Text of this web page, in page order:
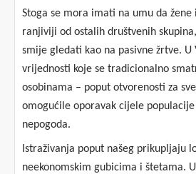
Stoga se mora imati na umu da
ranjiviji od ostalih društvenih
smije gledati kao na pasivne žrtve. U
vrijednosti koje se tradicionalno
osobinama – poput otvorenosti za
omogućile oporavak cijele
nepogoda.
Istraživanja poput našeg prikupljaju
neekonomskim gubicima i štetama.